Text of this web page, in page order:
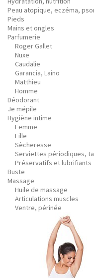
Peau atopique, eczéma,
Pieds
Mains et ongles
Parfumerie
Roger Gallet
Nuxe
Caudalie
Garancia, Laino
Matthieu
Homme
Déodorant
Je mépile
Hygiène intime
Femme
Fille
Sècheresse
Serviettes périodiques,
Préservatifs et lubrifiants
Buste
Massage
Huile de massage
Articulations muscles
Ventre, périnée